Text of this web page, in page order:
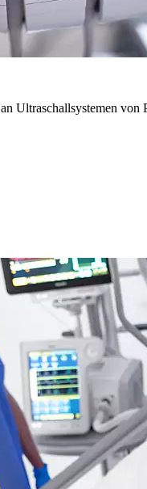
Ultraschallsystemen